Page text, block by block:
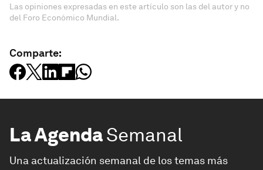
Las opiniones expresadas en este artículo son las del autor y no
del Foro Económico Mundial.
Comparte:
La AgendaSemanal
Una actualización semanal de los temas más